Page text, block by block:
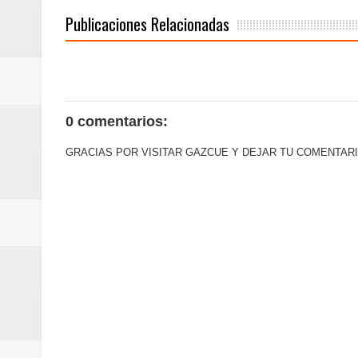
Publicaciones Relacionadas
0 comentarios:
GRACIAS POR VISITAR GAZCUE Y DEJAR TU